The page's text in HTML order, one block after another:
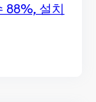
88%, 설치